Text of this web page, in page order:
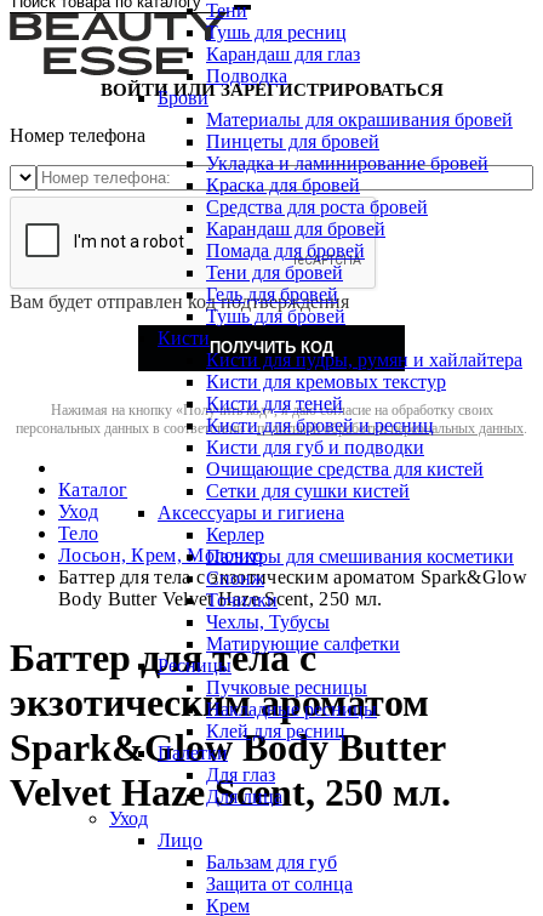
Тени
Тушь для ресниц
Карандаш для глаз
Подводка
Брови
Материалы для окрашивания бровей
Пинцеты для бровей
Укладка и ламинирование бровей
Краска для бровей
Средства для роста бровей
Карандаш для бровей
Помада для бровей
Тени для бровей
Гель для бровей
Тушь для бровей
Кисти
Кисти для пудры, румян и хайлайтера
Кисти для кремовых текстур
Кисти для теней
Кисти для бровей и ресниц
Кисти для губ и подводки
Очищающие средства для кистей
Сетки для сушки кистей
Аксессуары и гигиена
Керлер
Палитры для смешивания косметики
Спонж
Точилки
Чехлы, Тубусы
Матирующие салфетки
Ресницы
Пучковые ресницы
Накладные ресницы
Клей для ресниц
Палетки
Для глаз
Для лица
Уход
Лицо
Бальзам для губ
Защита от солнца
Крем
ВОЙТИ ИЛИ ЗАРЕГИСТРИРОВАТЬСЯ
Номер телефона
Вам будет отправлен код подтверждения
ПОЛУЧИТЬ КОД
Нажимая на кнопку «Получить код», я даю согласие на обработку своих
персональных данных в соответствии сполитикой обработки персональных данных.
Каталог
Уход
Тело
Лосьон, Крем, Молочко
Баттер для тела с экзотическим ароматом Spark&Glow
Body Butter Velvet Haze Scent, 250 мл.
Баттер для тела с
экзотическим ароматом
Spark&Glow Body Butter
Velvet Haze Scent, 250 мл.